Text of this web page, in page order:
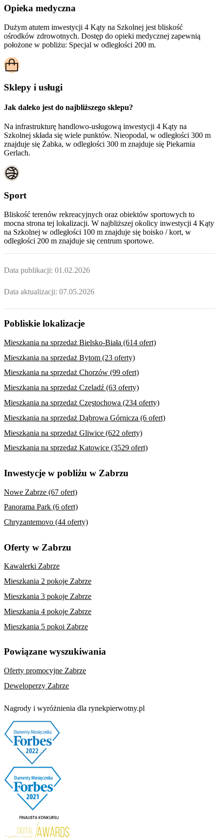
Opieka medyczna
Dużym atutem inwestycji 4 Kąty na Szkolnej jest bliskość
ośrodków zdrowotnych. Dostęp do opieki medycznej zapewnią
położone w pobliżu: Specjal w odległości 200 m.
Sklepy i usługi
Jak daleko jest do najbliższego sklepu?
Na infrastrukturę handlowo-usługową inwestycji 4 Kąty na
Szkolnej składa się wiele punktów. Nieopodal, w odległości 300 m
znajduje się Żabka, w odległości 300 m znajduje się Piekarnia
Gerlach.
Sport
Bliskość terenów rekreacyjnych oraz obiektów sportowych to
mocna strona tej lokalizacji. W najbliższej okolicy inwestycji 4 Kąty
na Szkolnej w odległości 100 m znajduje się boisko / kort, w
odległości 200 m znajduje się centrum sportowe.
Data publikacji: 01.02.2026
Data aktualizacji: 07.05.2026
Pobliskie lokalizacje
Mieszkania na sprzedaż Bielsko-Biała (614 ofert)
Mieszkania na sprzedaż Bytom (23 oferty)
Mieszkania na sprzedaż Chorzów (99 ofert)
Mieszkania na sprzedaż Czeladź (63 oferty)
Mieszkania na sprzedaż Częstochowa (234 oferty)
Mieszkania na sprzedaż Dąbrowa Górnicza (6 ofert)
Mieszkania na sprzedaż Gliwice (622 oferty)
Mieszkania na sprzedaż Katowice (3529 ofert)
Inwestycje w pobliżu w Zabrzu
Nowe Zabrze (67 ofert)
Panorama Park (6 ofert)
Chryzantemovo (44 oferty)
Oferty w Zabrzu
Kawalerki Zabrze
Mieszkania 2 pokoje Zabrze
Mieszkania 3 pokoje Zabrze
Mieszkania 4 pokoje Zabrze
Mieszkania 5 pokoi Zabrze
Powiązane wyszukiwania
Oferty promocyjne Zabrze
Deweloperzy Zabrze
Nagrody i wyróżnienia dla rynekpierwotny.pl